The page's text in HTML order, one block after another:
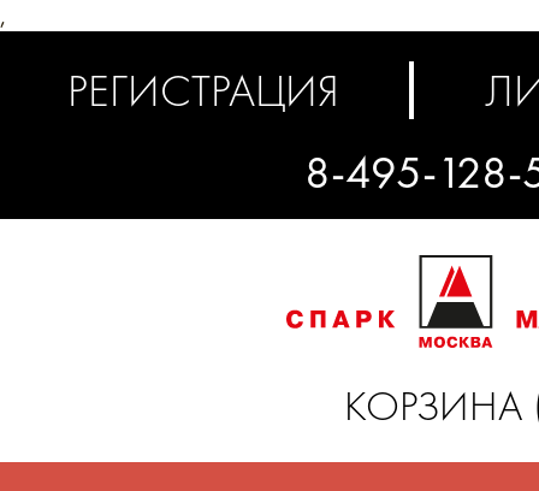
,
РЕГИСТРАЦИЯ
8-495-128-
КОРЗИНА